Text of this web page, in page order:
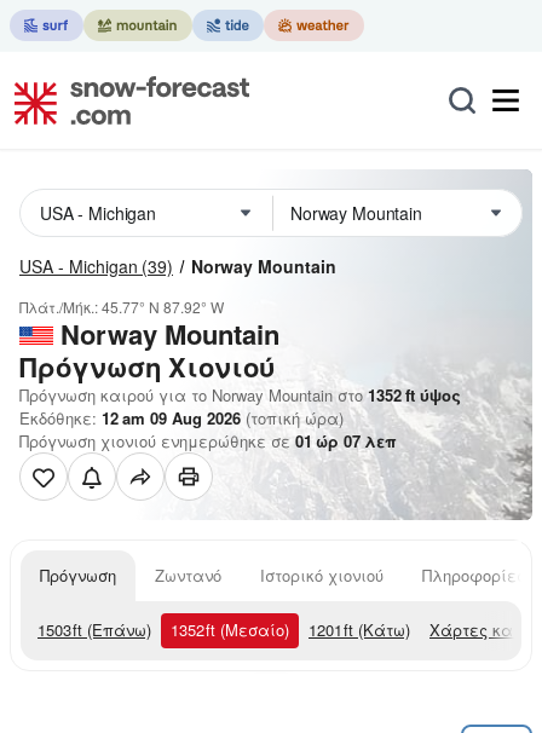
USA - Michigan (39) Norway Mountain
Πλάτ./Μήκ.:45.77° N 87.92° W
Norway Mountain
Πρόγνωση Χιονιού
Πρόγνωση καιρού για το Norway Mountain στο 1352ft ύψος
Εκδόθηκε: 12 am 09 Aug 2026 (τοπική ώρα)
Πρόγνωση χιονιού ενημερώθηκε σε01 ώρ 07λεπ
Πρόγνωση Ζωντανό Ιστορικό χιονιού Πληροφορίες
1503ft (Επάνω) 1352ft (Μεσαίο) 1201ft (Κάτω) Χάρτες